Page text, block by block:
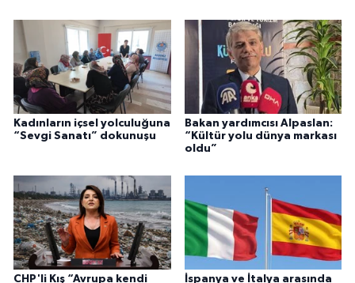
Kadınların içsel yolculuğuna
“Sevgi Sanatı” dokunuşu
Bakan yardımcısı Alpaslan:
“Kültür yolu dünya markası
oldu”
CHP'li Kış “Avrupa kendi
İspanya ve İtalya arasında